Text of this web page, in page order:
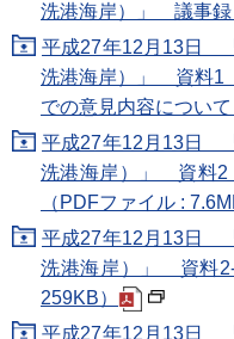
洗港海岸）」 議事録
平成27年12月13日
洗港海岸）」 資料1
での意見内容につい
平成27年12月13日
洗港海岸）」 資料2
（PDFファイル :
平成27年12月13日
洗港海岸）」 資料
259KB）
平成27年12月13日